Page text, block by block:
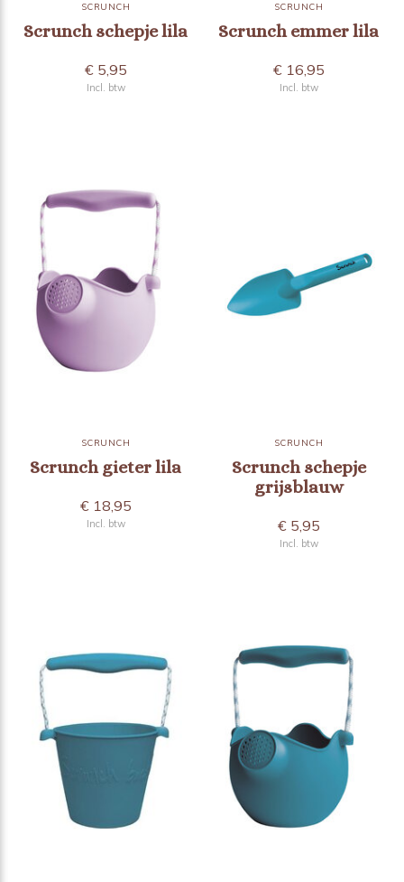
SCRUNCH
Scrunch schepje lila
€ 5,95
Incl. btw
SCRUNCH
Scrunch emmer lila
€ 16,95
Incl. btw
SCRUNCH
Scrunch gieter lila
€ 18,95
Incl. btw
SCRUNCH
Scrunch schepje
grijsblauw
€ 5,95
Incl. btw